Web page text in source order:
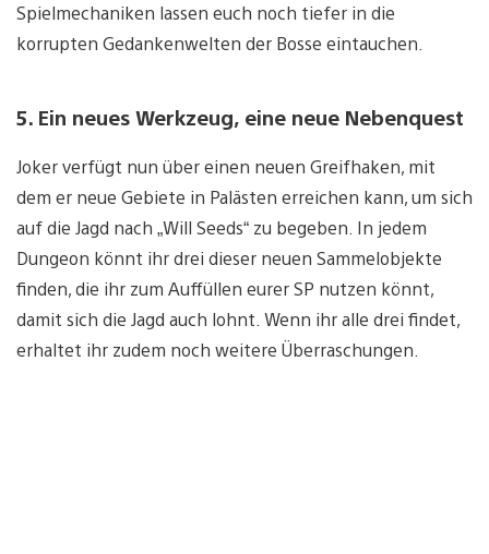
Spielmechaniken lassen euch noch tiefer in die
korrupten Gedankenwelten der Bosse eintauchen.
5. Ein neues Werkzeug, eine neue Nebenquest
Joker verfügt nun über einen neuen Greifhaken, mit
dem er neue Gebiete in Palästen erreichen kann, um sich
auf die Jagd nach „Will Seeds“ zu begeben. In jedem
Dungeon könnt ihr drei dieser neuen Sammelobjekte
finden, die ihr zum Auffüllen eurer SP nutzen könnt,
damit sich die Jagd auch lohnt. Wenn ihr alle drei findet,
erhaltet ihr zudem noch weitere Überraschungen.